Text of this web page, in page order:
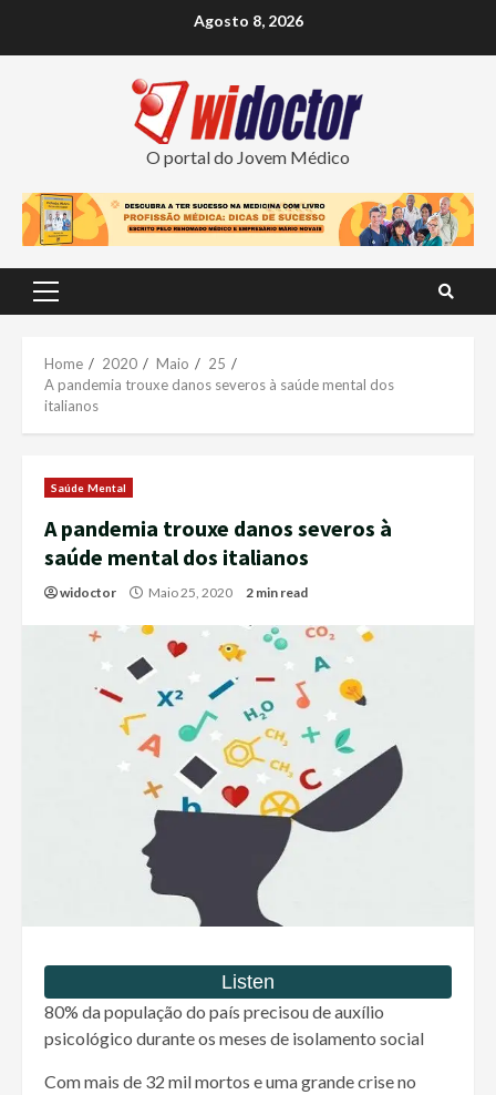
Agosto 8, 2026
O portal do Jovem Médico
Primary
Home 2020 Maio
25
A pandemia trouxe danos severos à saúde mental dos
italianos
Saúde Mental
A pandemia trouxe danos severos à
saúde mental dos italianos
widoctor Maio 25, 2020 2 min read
80% da população do país precisou de auxílio
psicológico durante os meses de isolamento social
Com mais de 32 mil mortos e uma grande crise no